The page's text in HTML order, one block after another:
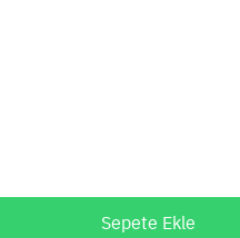
Sepete Ekle